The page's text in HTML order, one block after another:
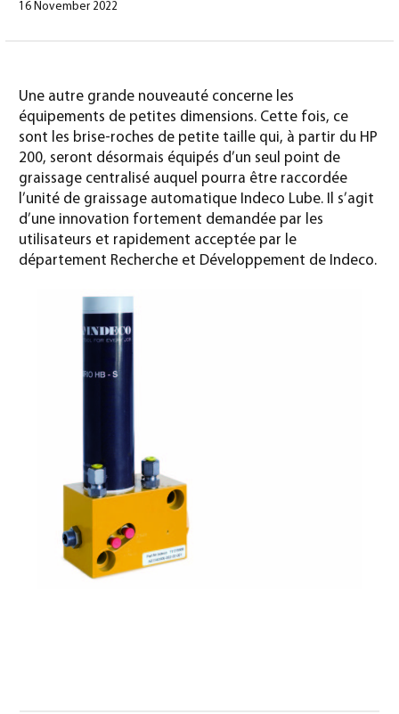
16 November 2022
Une autre grande nouveauté concerne les
équipements de petites dimensions. Cette fois, ce
sont les brise-roches de petite taille qui, à partir du HP
200, seront désormais équipés d’un seul point de
graissage centralisé auquel pourra être raccordée
l’unité de graissage automatique Indeco Lube. Il s’agit
d’une innovation fortement demandée par les
utilisateurs et rapidement acceptée par le
département Recherche et Développement de Indeco.